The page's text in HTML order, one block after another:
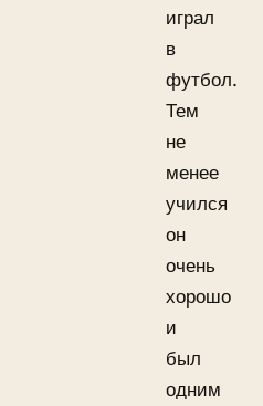
играл
в
футбол.
Тем
не
менее
учился
он
очень
хорошо
и
был
одним